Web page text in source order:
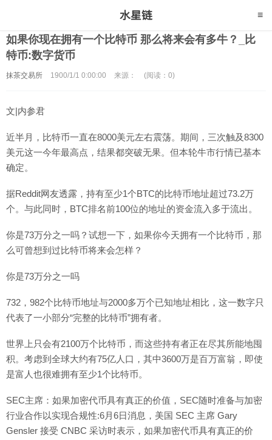
如果你现在拥有一个比特币 那么将来会有多牛？_比
特币:数字货币
抹茶交易所 1900/1/1 0:00:00 来源： (阅读：0)
文|内参君
近半月，比特币一直在8000美元左右震荡。期间，三次触及8300
美元这一今年最高点，结果都突破无果。但本轮牛市行情已基本
确定。
据Reddit网友透露，持有至少1个BTC的比特币地址超过73.2万
个。与此同时，BTC排名前100位的地址的资金流入多于流出。
你是73万分之一吗？试想一下，如果你今天拥有一个比特币，那
么可曾想到过比特币将来会怎样？
你是73万分之一吗
732，982个比特币地址与2000多万个已知地址相比，这一数字只
代表了一小部分“完整的比特币”拥有者。
世界上只会有2100万个比特币，而这些持有者正在尽其所能地囤
积。考虑到全球大约有75亿人口，其中3600万是百万富翁，即使
是富人也很难拥有至少1个比特币。
SEC主席：如果加密代币具有真正的价值，SEC随时准备与加密
行业合作以实现合规性:6月6日消息，美国 SEC 主席 Gary
Gensler 接受 CNBC 采访时表示，如果加密代币具有真正的价